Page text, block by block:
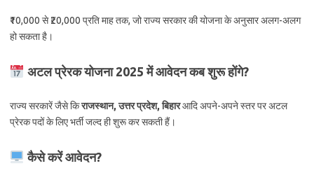
₹10,000 से ₹20,000 प्रति माह तक, जो राज्य सरकार की योजना के अनुसार अलग-अलग
हो सकता है।
अटल प्रेरक योजना 2025 में आवेदन कब शुरू होंगे?
राज्य सरकारें जैसे किराजस्थान, उत्तर प्रदेश, बिहारआदि अपने-अपने स्तर पर अटल
प्रेरक पदों के लिए भर्ती जल्द ही शुरू कर सकती हैं।
कैसे करें आवेदन?